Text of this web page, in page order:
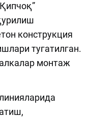
конструкция
тугатилган.
монтаж